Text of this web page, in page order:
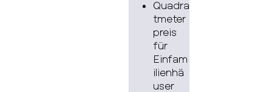
Quadra
tmeter
preis
für
Einfam
ilienhä
user